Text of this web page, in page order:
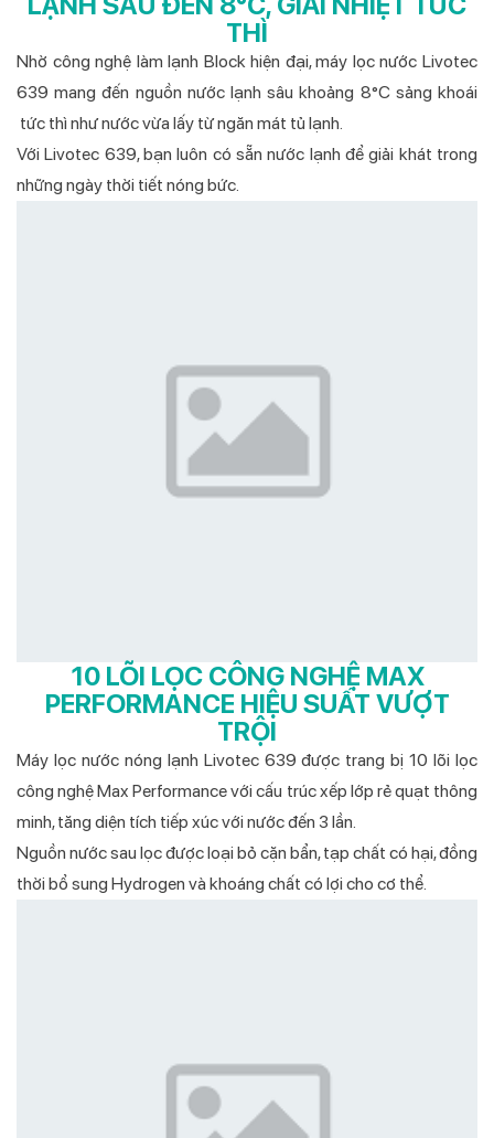
THÌ
Nhờ công nghệ làm lạnh Block hiện đại, máy lọc nước Livotec
639 mang đến nguồn nước lạnh sâu khoảng 8°C sảng khoái
tức thì như nước vừa lấy từ ngăn mát tủ lạnh.
Với Livotec 639, bạn luôn có sẵn nước lạnh để giải khát trong
những ngày thời tiết nóng bức.
10 LÕI LỌC CÔNG NGHỆ MAX
PERFORMANCE HIỆU SUẤT VƯỢT
TRỘI
Máy lọc nước nóng lạnh Livotec 639 được trang bị 10 lõi lọc
công nghệ Max Performance với cấu trúc xếp lớp rẻ quạt thông
minh, tăng diện tích tiếp xúc với nước đến 3 lần.
Nguồn nước sau lọc được loại bỏ cặn bẩn, tạp chất có hại, đồng
thời bổ sung Hydrogen và khoáng chất có lợi cho cơ thể.